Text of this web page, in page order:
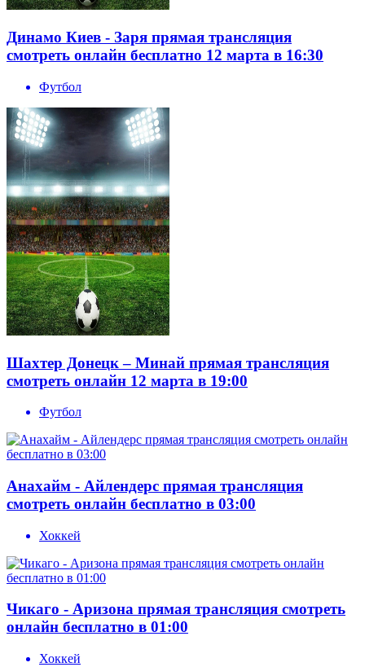
Динамо Киев - Заря прямая трансляция
смотреть онлайн бесплатно 12 марта в 16:30
Футбол
Шахтер Донецк – Минай прямая трансляция
смотреть онлайн 12 марта в 19:00
Футбол
Анахайм - Айлендерс прямая трансляция
смотреть онлайн бесплатно в 03:00
Хоккей
Чикаго - Аризона прямая трансляция смотреть
онлайн бесплатно в 01:00
Хоккей